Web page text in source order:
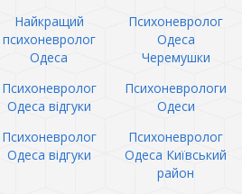
Найкращий
психоневролог
Одеса
Психоневролог
Одеса
Черемушки
Психоневролог
Одеса відгуки
Психоневрологи
Одеси
Психоневролог
Одеса відгуки
Психоневролог
Одеса Київський
район